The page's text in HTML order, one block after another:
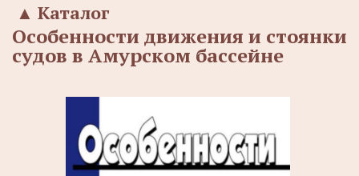
Каталог
▲
Особенности движения и стоянки
судов в Амурском бассейне